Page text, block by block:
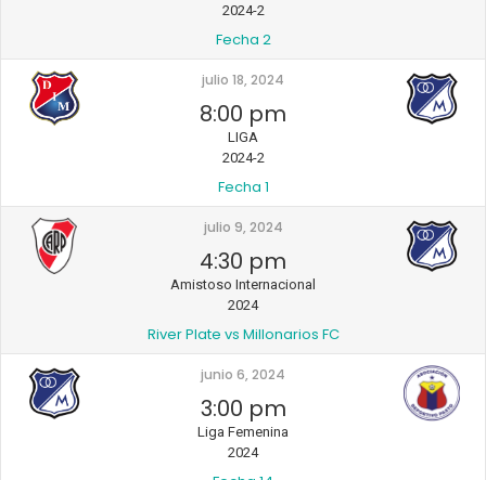
2024-2
Fecha 2
julio 18, 2024
8:00 pm
LIGA
2024-2
Fecha 1
julio 9, 2024
4:30 pm
Amistoso Internacional
2024
River Plate vs Millonarios FC
junio 6, 2024
3:00 pm
Liga Femenina
2024